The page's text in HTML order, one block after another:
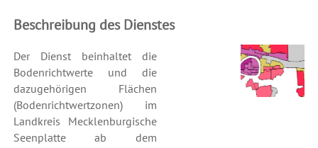
Beschreibung des Dienstes
Der Dienst beinhaltet die
Bodenrichtwerte und die
dazugehörigen Flächen
(Bodenrichtwertzonen) im
Landkreis Mecklenburgische
Seenplatte ab dem